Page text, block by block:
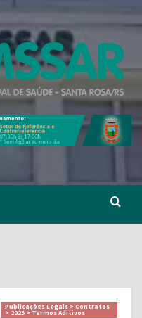
Publicações Legais > Contratos
> 2025 > Termos Aditivos